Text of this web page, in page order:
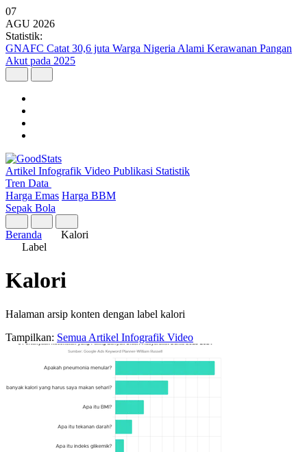
07
AGU 2026
Statistik:
GNAFC Catat 30,6 juta Warga Nigeria Alami Kerawanan Pangan
Akut pada 2025
Artikel Infografik Video Publikasi Statistik
Tren Data
Harga Emas Harga BBM
Sepak Bola
Beranda
Kalori
Label
Kalori
Halaman arsip konten dengan label kalori
Tampilkan: Semua Artikel Infografik Video